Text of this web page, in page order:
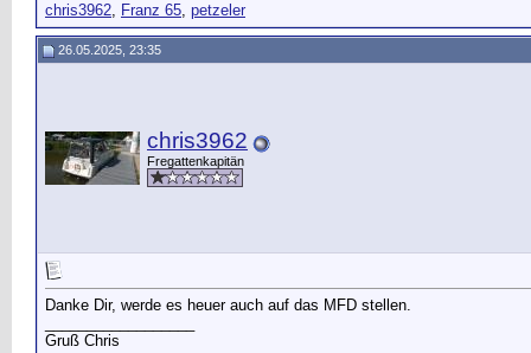
chris3962, Franz 65, petzeler
26.05.2025, 23:35
chris3962
Fregattenkapitän
Danke Dir, werde es heuer auch auf das MFD stellen.
Gruß Chris